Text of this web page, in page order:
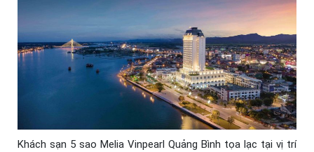
Khách sạn 5 sao Melia Vinpearl Quảng Bình tọa lạc tại vị trí